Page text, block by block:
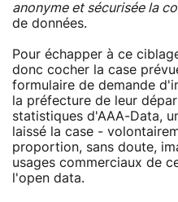
anonyme et sécurisée la
de données.
Pour échapper à ce
donc cocher la case
formulaire de demande
la préfecture de leur
statistiques d'AAA-Data,
laissé la case -
proportion, sans doute,
usages commerciaux de
l'open data.